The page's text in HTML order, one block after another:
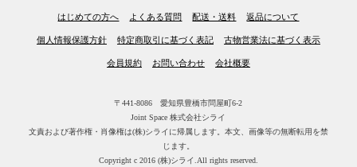
はじめての方へ よくある質問 配送・送料 返品について
個人情報保護方針 特定商取引に基づく表記 古物営業法に基づく表示
会員規約 お問い合わせ 会社概要
〒441-8086 愛知県豊橋市問屋町6-2
Joint Space 株式会社シライ
文責および著作権・肖像権は(株)シライに帰属します。 本文、画像等の無断転用を禁
じます。
Copyright c 2016 (株)シライ.All rights reserved.